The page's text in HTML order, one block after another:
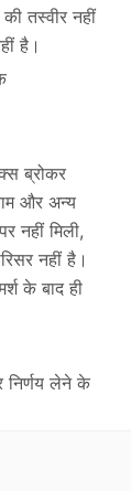
तस्वीर नहीं
है।
ब्रोकर
और अन्य
नहीं मिली,
नहीं है।
के बाद ही
निर्णय लेने के